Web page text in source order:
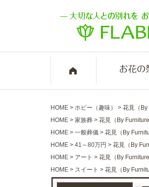
HOME ホビー（趣味）
花見（By
HOME
家族葬
花見（By Furniture
HOME
一般葬儀
花見（By
HOME
41～80万円
花見（By
HOME
アート
花見（By Furniture
HOME
スイート 花見（By